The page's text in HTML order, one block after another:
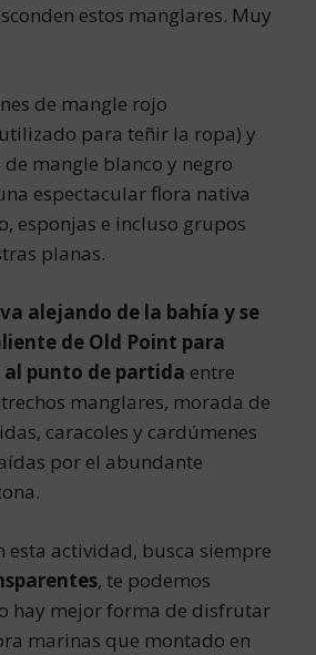
estos manglares. Muy
de mangle rojo
para teñir la ropa) y
mangle blanco y negro
espectacular flora nativa
esponjas e incluso grupos
planas.
alejando de la bahía y se
de Old Point para
al punto de partida entre
manglares, morada de
caracoles y cardúmenes
por el abundante
esta actividad, busca siempre
, te podemos
hay mejor forma de disfrutar
marinas que montado en